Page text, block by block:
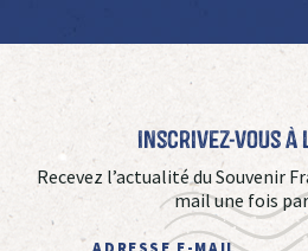
Inscrivez-vous à
Recevez l’actualité du Souvenir
mail une fois